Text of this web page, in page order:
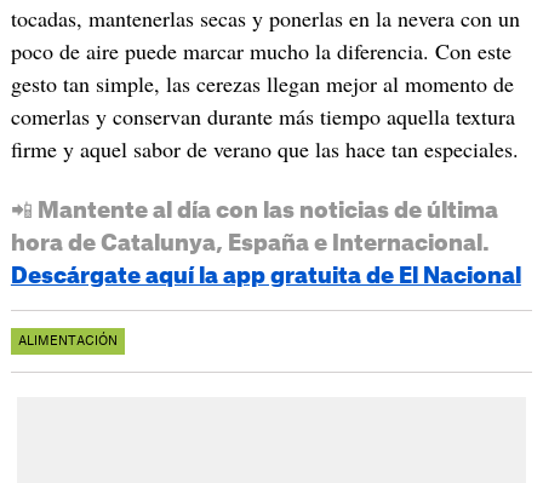
tocadas, mantenerlas secas y ponerlas en la nevera con un
poco de aire puede marcar mucho la diferencia. Con este
gesto tan simple, las cerezas llegan mejor al momento de
comerlas y conservan durante más tiempo aquella textura
firme y aquel sabor de verano que las hace tan especiales.
📲 Mantente al día con las noticias de última
hora de Catalunya, España e Internacional.
Descárgate aquí la app gratuita de El Nacional
ALIMENTACIÓN